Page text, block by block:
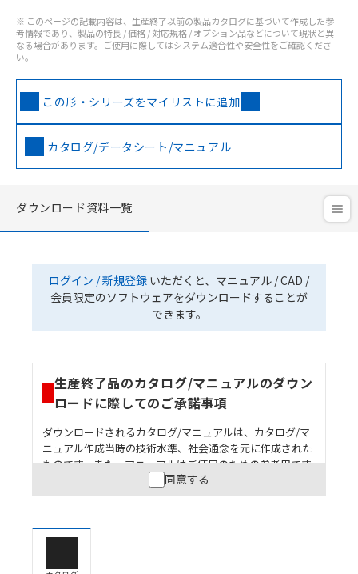
※ このページの記載内容は、生産終了以前の製品カタログに基づいて作成した参
考情報であり、製品の特長 / 価格 / 対応規格 / オプション品などについて現状と異
なる場合があります。ご使用に際してはシステム適合性や安全性をご確認くださ
い。
この形・シリーズをマイリストに追加
カタログ/データシート/マニュアル
ダウンロード資料一覧
ログイン / 新規登録 いただくと、マニュアル / CAD /
会員限定のソフトウェアをダウンロードすることが
できます。
生産終了品のカタログ/マニュアルのダウン
ロードに際してのご承諾事項
ダウンロードされるカタログ/マニュアルは、カタログ/マ
ニュアル作成当時の技術水準、社会通念を元に作成された
ものです。また、マニュアルはご使用のための参考用です
ので、ご使用にあたっての安全性については十分にご配慮
ください。以下の内容をご承諾の上、ご利用ください。
うな用途に使用される場合には、システム全体として
同意する